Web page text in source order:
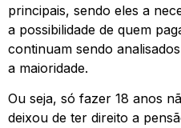
principais, sendo eles a
a possibilidade de quem
continuam sendo
a maioridade.
Ou seja, só fazer 18 anos
deixou de ter direito a